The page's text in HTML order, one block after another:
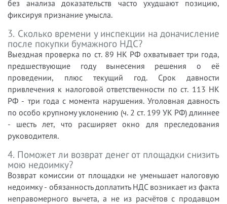
без анализа доказательств часто ухудшают позицию,
фиксируя признание умысла.
3. Сколько времени у инспекции на доначисление
после покупки бумажного НДС?
Выездная проверка по ст. 89 НК РФ охватывает три года,
предшествующие году вынесения решения о её
проведении, плюс текущий год. Срок давности
привлечения к налоговой ответственности по ст. 113 НК
РФ - три года с момента нарушения. Уголовная давность
по особо крупному уклонению (ч. 2 ст. 199 УК РФ) длиннее
- шесть лет, что расширяет окно для преследования
руководителя.
4. Поможет ли возврат денег от площадки снизить
мою недоимку?
Возврат комиссии от площадки не уменьшает налоговую
недоимку - обязанность доплатить НДС возникает из факта
неправомерного вычета, а не из расчётов с продавцом